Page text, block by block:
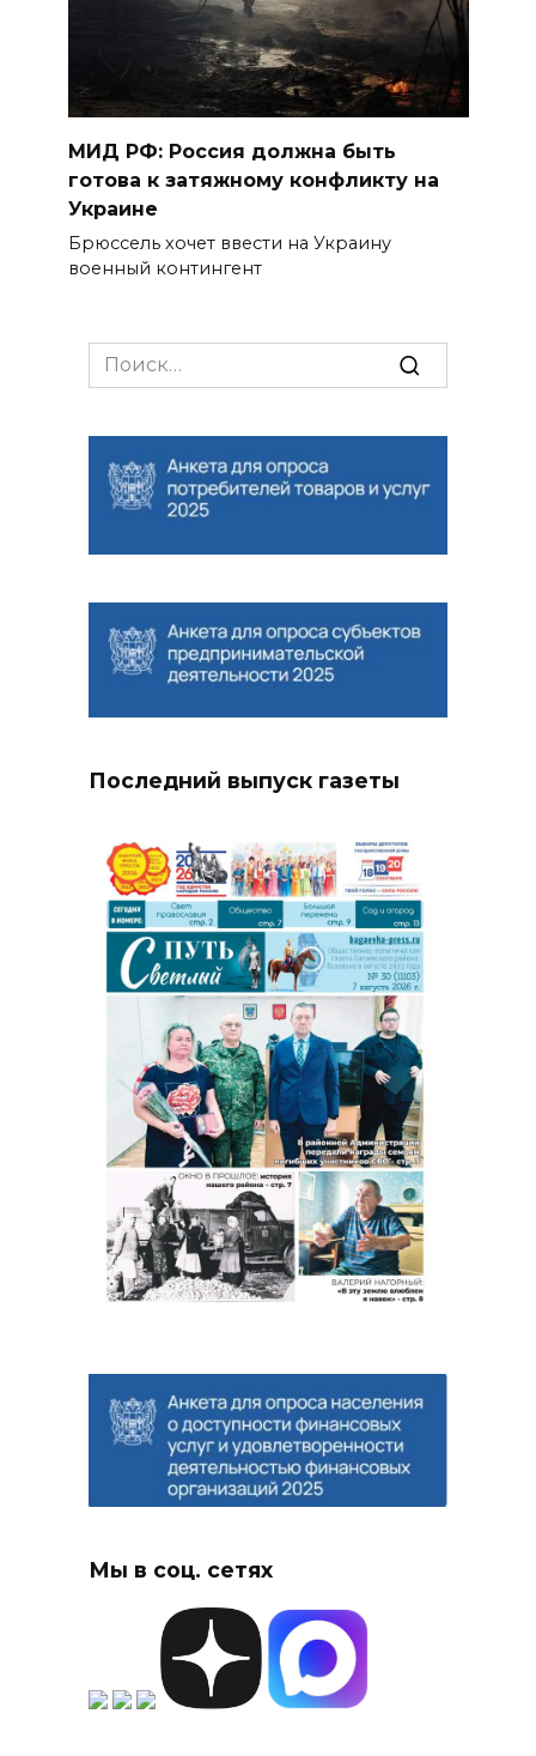
МИД РФ: Россия должна быть
готова к затяжному конфликту на
Украине
Брюссель хочет ввести на Украину
военный контингент
Search
for:
Последний выпуск газеты
Мы в соц. сетях